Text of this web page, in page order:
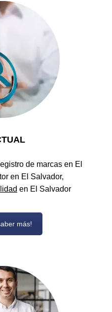
de marcas en El
en El Salvador,
en El Salvador
más!